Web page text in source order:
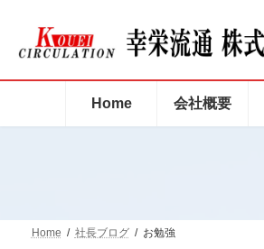
ン
ー
Home 会社概要
Home 社長ブログ お勉強